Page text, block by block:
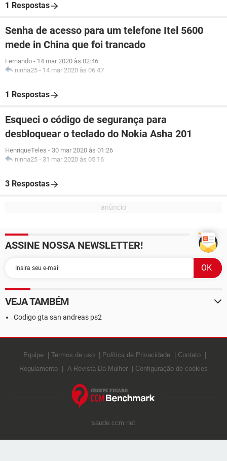
1 Respostas
Senha de acesso para um telefone Itel 5600
mede in China que foi trancado
Fernando - 14 mar 2020 às 02:46
ninha25 - 14 mar 2020 às 06:47
1 Respostas
Esqueci o código de segurança para
desbloquear o teclado do Nokia Asha 201
HenriqueTeles - 30 mar 2020 às 01:26
ninha25 - 31 mar 2020 às 05:16
3 Respostas
ASSINE NOSSA NEWSLETTER!
VEJA TAMBÉM
Codigo gta san andreas ps2
Equipe Termos de uso Política de Privacidade
Contato
Regulamento
A Revista Da Mulher Configuração de cookies
saude.ccm.net